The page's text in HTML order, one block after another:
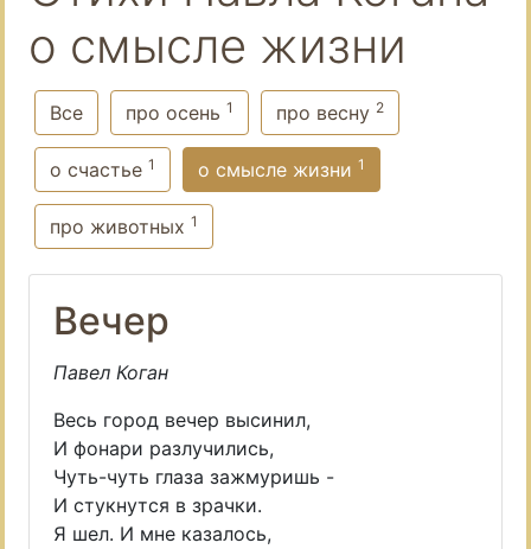
о смысле жизни
Все про осень 1 про весну 2
о счастье 1 о смысле жизни 1
про животных 1
Вечер
Павел Коган
Весь город вечер высинил,
И фонари разлучились,
Чуть-чуть глаза зажмуришь -
И стукнутся в зрачки.
Я шел. И мне казалось,